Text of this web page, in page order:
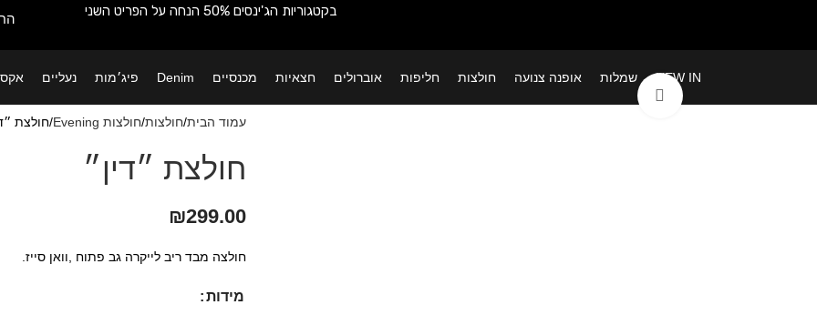
בקטגוריות הג'ינסים 50% הנחה על הפריט השני
NEW IN שמלות אופנה צנועה חולצות חליפות אוברולים חצאיות מכנסיים Denim פיג׳מות נעליים
עמוד הבית חולצות חולצות Evening חולצת
חולצת ״דין״
₪299.00
חולצה מבד ריב לייקרה גב פתוח ,וואן סייז.
מידות